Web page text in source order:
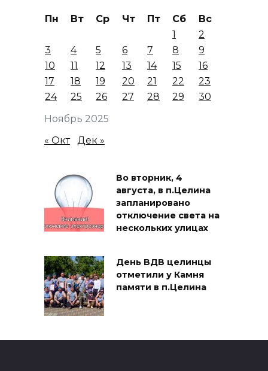
Ноябрь 2025
Пн Вт Ср Чт Пт Сб
Вс
1
2
3
4 5 6 7 8
9
10
11 12 13 14 15
16
17
18 19 20 21 22
23
24
25 26 27 28 29 30
« Окт Дек »
Во вторник, 4
августа, в п.Целина
запланировано
отключение света на
нескольких улицах
День ВДВ целинцы
отметили у Камня
памяти в п.Целина